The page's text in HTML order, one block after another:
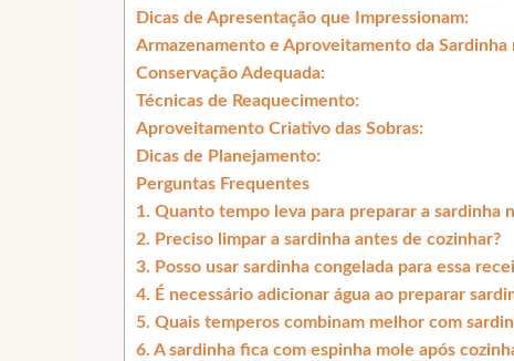
Dicas de Apresentação que Impressionam:
Armazenamento e Aproveitamento da Sardinha
Conservação Adequada:
Técnicas de Reaquecimento:
Aproveitamento Criativo das Sobras:
Dicas de Planejamento:
Perguntas Frequentes
1. Quanto tempo leva para preparar a sardinha
2. Preciso limpar a sardinha antes de cozinhar?
3. Posso usar sardinha congelada para essa
4. É necessário adicionar água ao preparar
5. Quais temperos combinam melhor com
6. A sardinha fica com espinha mole após